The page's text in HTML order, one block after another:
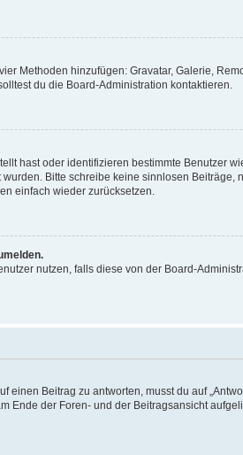
Methoden hinzufügen: Gravatar, Galerie,
du die Board-Administration kontaktieren.
hast oder identifizieren bestimmte Benutzer
Bitte schreibe keine sinnlosen
einfach wieder zurücksetzen.
nutzen, falls diese von der Board-
Beitrag zu antworten, musst du auf
der Foren- und der Beitragsansicht